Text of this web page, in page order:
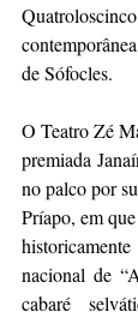
de Sófocles.
O Teatro Zé
premiada
no palco por
Príapo, em
nacional de
cabaré